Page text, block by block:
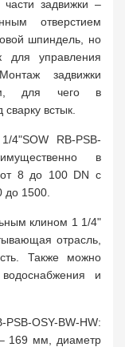
задвижки –
отверстием
шпиндель, но
для управления
задвижки
для чего в
встык.
4"SOW RB-PSB-
в
от 8 до 100 DN с
до 1500.
клином 1 1/4"
отрасль,
Также можно
и
OSY-BW-HW:
169 мм, диаметр